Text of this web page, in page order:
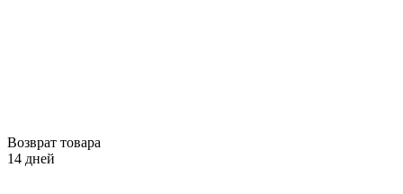
Возврат товара
14 дней